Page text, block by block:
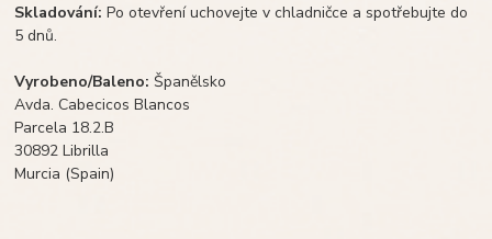
Skladování:Po otevření uchovejte v chladničce a spotřebujte do
5 dnů.
Vyrobeno/Baleno:Španělsko
Avda. Cabecicos Blancos
Parcela 18.2.B
30892 Librilla
Murcia (Spain)